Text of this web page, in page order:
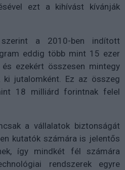
ezt a kihívást kívánják
a 2010-ben indított
eddig több mint 15 ezer
ezekért összesen mintegy
jutalomként. Ez az összeg
18 milliárd forintnak felel
a vállalatok biztonságát
kutatók számára is jelentős
így mindkét fél számára
rendszerek egyre